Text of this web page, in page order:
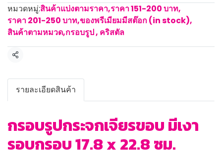
หมวดหมู่:สินค้าแบ่งตามราคา,ราคา 151-200 บาท,
ราคา 201-250 บาท,ของพรีเมียมมีสต๊อก (in stock),
สินค้าตามหมวด,กรอบรูป , คริสตัล
แชร์
รายละเอียดสินค้า
กรอบรูปกระจกเจียรขอบ มีเงา
รอบกรอบ 17.8 x 22.8 ซม.